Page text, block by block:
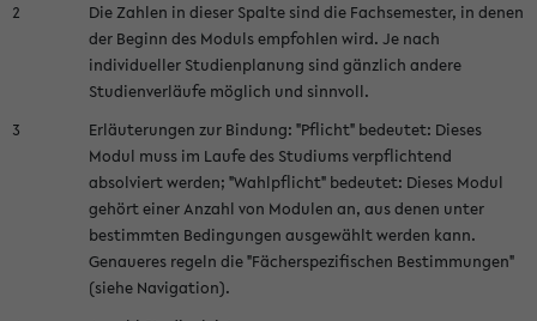
2
Die Zahlen in dieser Spalte sind die Fachsemester, in denen
der Beginn des Moduls empfohlen wird. Je nach
individueller Studienplanung sind gänzlich andere
Studienverläufe möglich und sinnvoll.
3
Erläuterungen zur Bindung: "Pflicht" bedeutet: Dieses
Modul muss im Laufe des Studiums verpflichtend
absolviert werden; "Wahlpflicht" bedeutet: Dieses Modul
gehört einer Anzahl von Modulen an, aus denen unter
bestimmten Bedingungen ausgewählt werden kann.
Genaueres regeln die "Fächerspezifischen Bestimmungen"
(siehe Navigation).